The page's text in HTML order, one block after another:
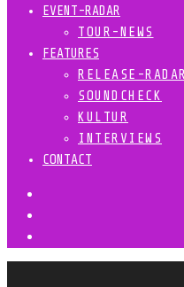
EVENT-RADAR
TOUR-NEWS
FEATURES
RELEASE-RADAR
SOUNDCHECK
KULTUR
INTERVIEWS
CONTACT